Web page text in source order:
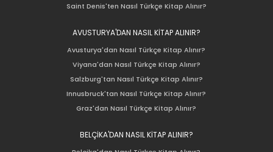
Saint Denis'ten Nasıl Türkçe Kitap Alınır?
AVUSTURYA'DAN NASIL KİTAP ALINIR?
Avusturya'dan Nasıl Türkçe Kitap Alınır?
Viyana'dan Nasıl Türkçe Kitap Alınır?
Salzburg'tan Nasıl Türkçe Kitap Alınır?
Innusbruck'tan Nasıl Türkçe Kitap Alınır?
Graz'dan Nasıl Türkçe Kitap Alınır?
BELÇİKA'DAN NASIL KİTAP ALINIR?